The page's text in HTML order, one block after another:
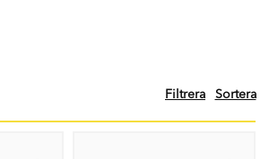
Filtrera Sortera